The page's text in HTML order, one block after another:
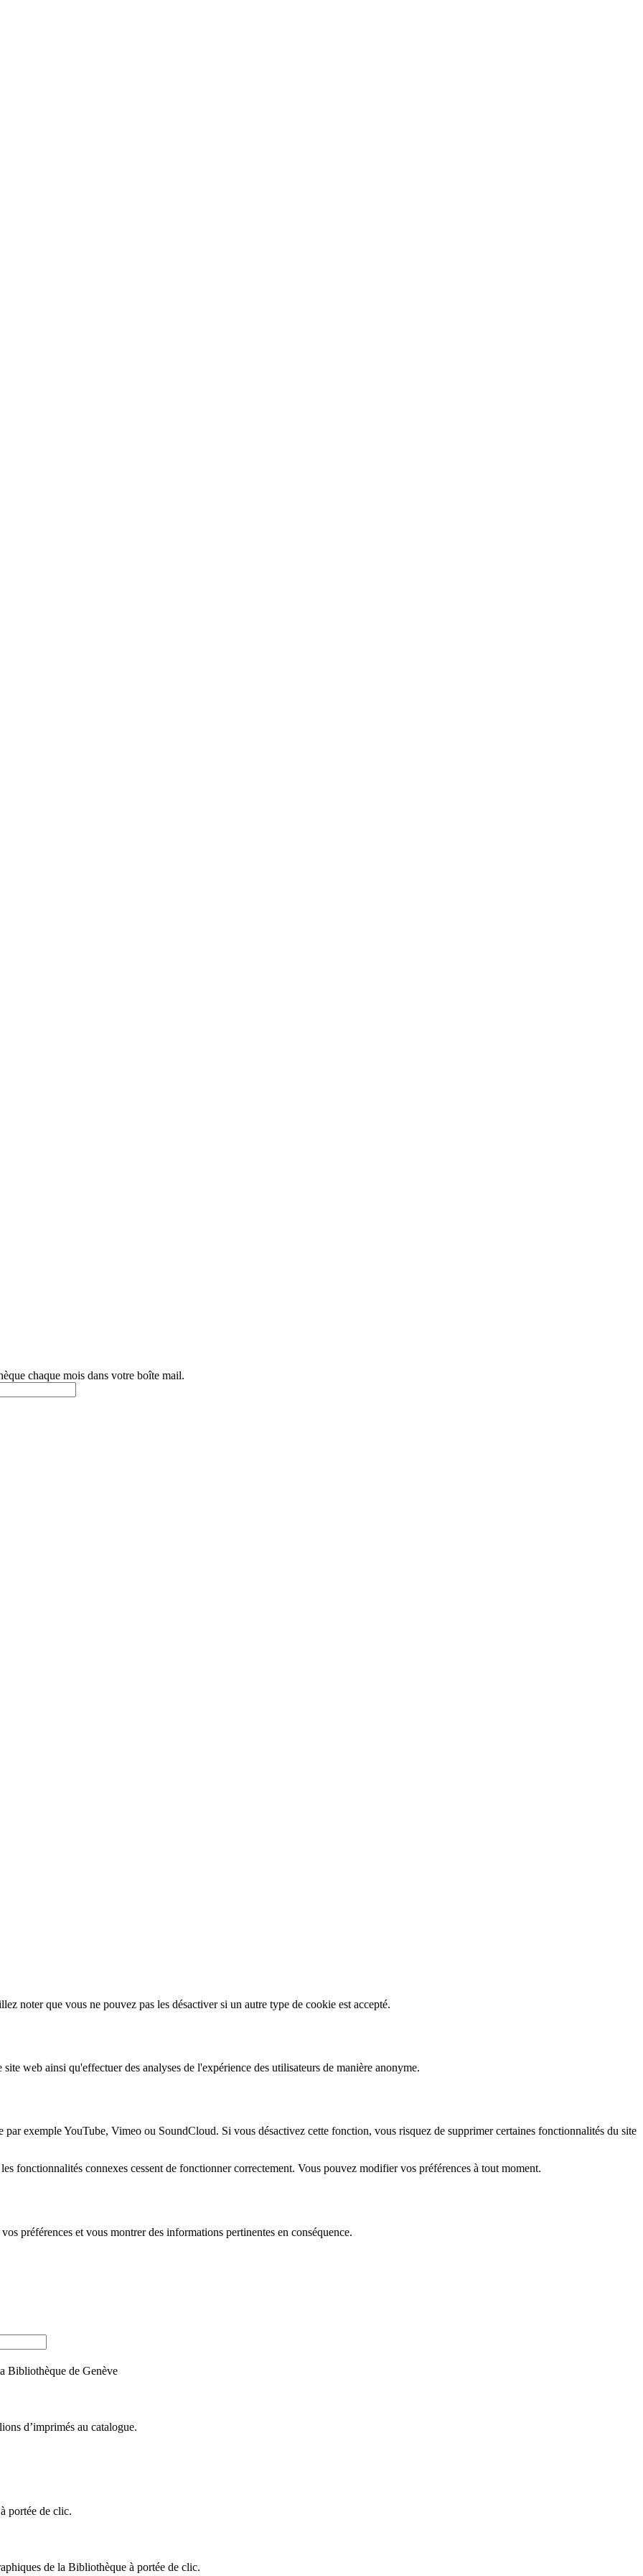
chaque mois dans votre boîte mail.
noter que vous ne pouvez pas les désactiver si un autre type de cookie est accepté.
web ainsi qu'effectuer des analyses de l'expérience des utilisateurs de manière anonyme.
exemple YouTube, Vimeo ou SoundCloud. Si vous désactivez cette fonction, vous risquez de supprimer certaines fonctionnalités du site
fonctionnalités connexes cessent de fonctionner correctement. Vous pouvez modifier vos préférences à tout moment.
préférences et vous montrer des informations pertinentes en conséquence.
Bibliothèque de Genève
d’imprimés au catalogue.
portée de clic.
de la Bibliothèque à portée de clic.